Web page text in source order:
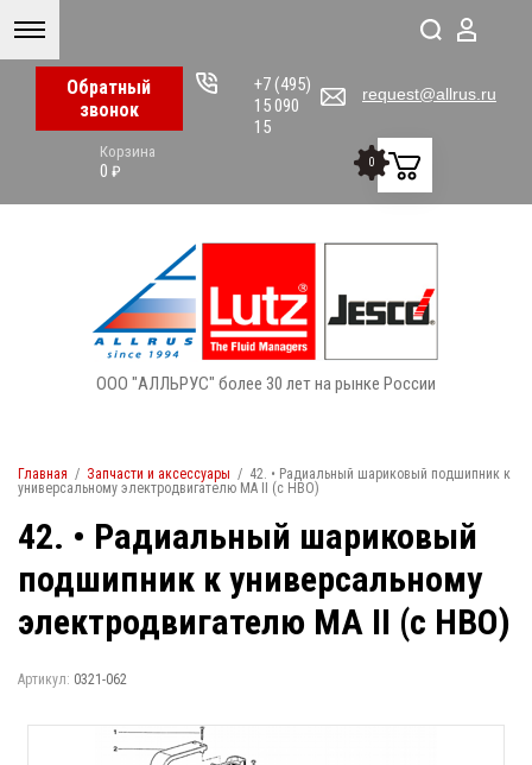
request@allrus.ru
+7 (495)
15 090
15
Обратный
звонок
0
Корзина
0 ₽
ООО "АЛЛЬРУС" более 30 лет на рынке России
Главная / Запчасти и аксессуары / 42. • Радиальный шариковый подшипник к
универсальному электродвигателю MA II (с НВО)
42. • Радиальный шариковый
подшипник к универсальному
электродвигателю MA II (с НВО)
Артикул: 0321-062